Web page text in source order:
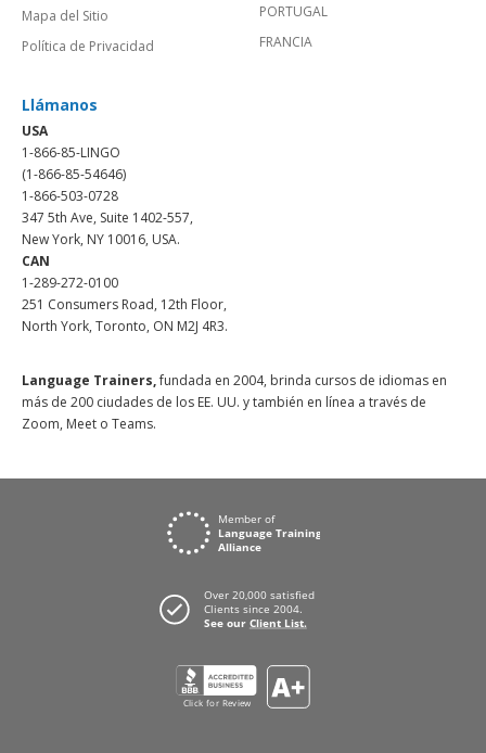
Mapa del Sitio
Política de Privacidad
PORTUGAL
FRANCIA
Llámanos
USA
1-866-85-LINGO
(1-866-85-54646)
1-866-503-0728
347 5th Ave, Suite 1402-557,
New York, NY 10016, USA.
CAN
1-289-272-0100
251 Consumers Road, 12th Floor,
North York, Toronto, ON M2J 4R3.
Language Trainers,fundada en 2004, brinda cursos de idiomas en
más de 200 ciudades de los EE. UU. y también en línea a través de
Zoom, Meet o Teams.